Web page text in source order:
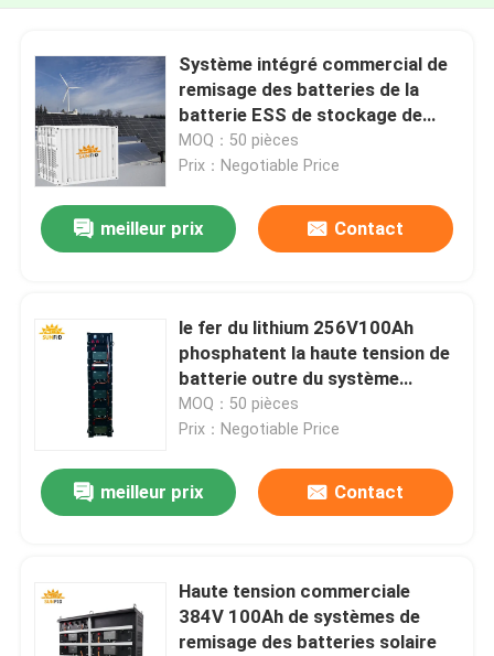
Système intégré commercial de
remisage des batteries de la
batterie ESS de stockage de
l'énergie du conteneur 1MW
MOQ：50 pièces
Prix：Negotiable Price
meilleur prix Contact
le fer du lithium 256V100Ah
phosphatent la haute tension de
batterie outre du système
solaire de grille
MOQ：50 pièces
Prix：Negotiable Price
meilleur prix Contact
Haute tension commerciale
384V 100Ah de systèmes de
remisage des batteries solaire